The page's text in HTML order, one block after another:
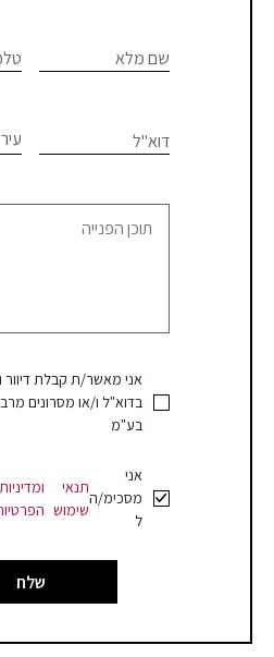
פגישת
או
הצעת
שם מלא
דוא"ל עיר
אני מאשר/ת קבלת דיוור
בע"מ
אני
מסכימ/ה
ל
תנאי
שימוש
ומדיניות
שלח
are
this
field